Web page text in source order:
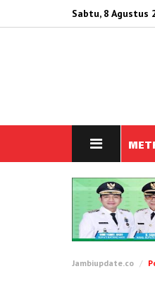
Sabtu, 8 Agustus
Jambiupdate.co